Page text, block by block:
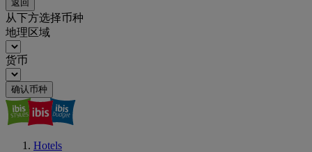
返回
从下方选择币种
地理区域
货币
确认币种
Hotels